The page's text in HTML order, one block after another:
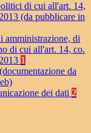
di cui all'art. 14,
(da pubblicare in
amministrazione, di
di cui all'art. 14, co.
1
da
dei dati 2